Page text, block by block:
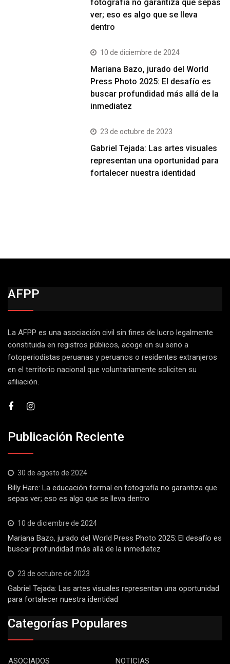
fotografía no garantiza que sepas
ver; eso es algo que se lleva
dentro
10 de diciembre de 2024
Mariana Bazo, jurado del World
Press Photo 2025: El desafío es
buscar profundidad más allá de la
inmediatez
23 de octubre de 2023
Gabriel Tejada: Las artes visuales
representan una oportunidad para
fortalecer nuestra identidad
AFPP
La AFPP es una asociación civil sin fines de lucro legalmente
constituida en registros públicos, acoge en su seno a
fotoperiodistas peruanas y peruanos o residentes extranjeros
en el territorio nacional que voluntariamente soliciten su
afiliación.
Publicación Reciente
30 de agosto de 2024
Billy Hare: La educación formal en fotografía no garantiza que
sepas ver; eso es algo que se lleva dentro
10 de diciembre de 2024
Mariana Bazo, jurado del World Press Photo 2025: El desafío es
buscar profundidad más allá de la inmediatez
23 de octubre de 2023
Gabriel Tejada: Las artes visuales representan una oportunidad
para fortalecer nuestra identidad
Categorías Populares
ASOCIADOS NOTICIAS